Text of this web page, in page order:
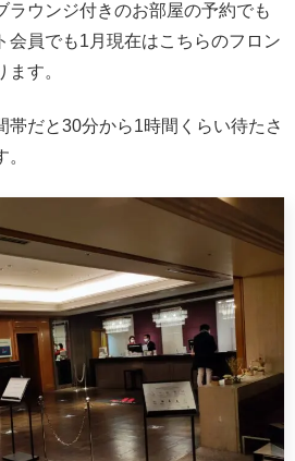
ラウンジ付きのお部屋の予約でも
会員でも1月現在はこちらのフロン
ます。
帯だと30分から1時間くらい待たさ